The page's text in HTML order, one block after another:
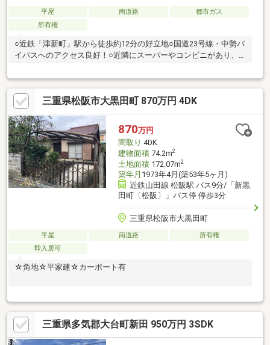
平屋 南道路
都市ガス
所有権
○近鉄「津新町」駅から徒歩約12分の好立地○国道23号線・中勢バ
イパスへのアクセス良好！○近隣にスーパーやコンビニがあり、
買い物が便利です
三重県松阪市大黒田町 870万円 4DK
870万円
間取り 4DK
建物面積74.2m2
土地面積172.07m2
築年月 1973年4月(築53年5ヶ月)
近鉄山田線 松阪駅 バス9分/「新黒
田町〔松阪〕」バス停 停歩3分
三重県松阪市大黒田町
平屋 南道路
所有権
即入居可
☆角地☆平家建☆カーポート有
三重県多気郡大台町新田 950万円 3SDK